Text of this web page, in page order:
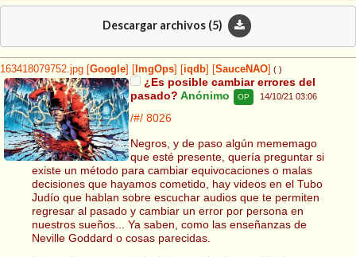
Descargar archivos (5)
163418079752.jpg Google ImgOps iqdb SauceNAO ( )
¿Es posible cambiar errores del
pasado? Anónimo OP 14/10/21 03:06
/#/ 8026
Negros, y de paso algún mememago
que esté presente, quería preguntar si
existe un método para cambiar equivocaciones o malas
decisiones que hayamos cometido, hay videos en el Tubo
Judío que hablan sobre escuchar audios que te permiten
regresar al pasado y cambiar un error por persona en
nuestros sueños... Ya saben, como las enseñanzas de
Neville Goddard o cosas parecidas.